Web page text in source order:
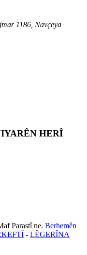
1186, Navçeya
HERÎ
Parastî ne. Berhemên
- LÊGERÎNA